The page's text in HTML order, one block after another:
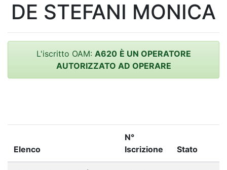
DE STEFANI MONICA
L'iscritto OAM: A620 È UN OPERATORE
AUTORIZZATO AD OPERARE
Elenco
N°
Iscrizione
Stato